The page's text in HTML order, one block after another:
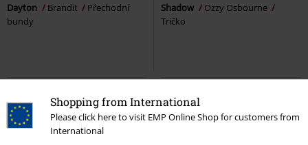
Shopping from International
Please click here to visit EMP Online Shop for customers from
International
Dayton Brandit
Přechodní
bundy
Shadow
Ozzy Osbourne
Tričko